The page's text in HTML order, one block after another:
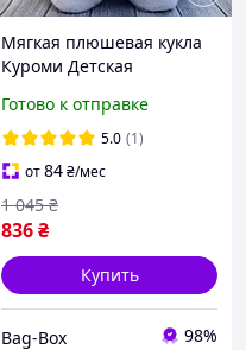
Мягкая плюшевая кукла
Куроми Детская
Игрушка Kuromi кукла
Плюшевые игрушки
куроми 50 см
Готово к отправке
5.0 (1)
от84₴/мес
836₴
1 045 ₴
Купить
Bag-Box 98%